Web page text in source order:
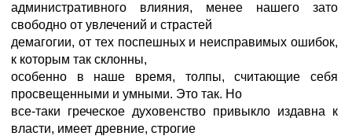
административного влияния, менее нашего зато
свободно от увлечений и страстей
демагогии, от тех поспешных и неисправимых ошибок,
к которым так склонны,
особенно в наше время, толпы, считающие себя
просвещенными и умными. Это так. Но
все-таки греческое духовенство привыкло издавна к
власти, имеет древние, строгие